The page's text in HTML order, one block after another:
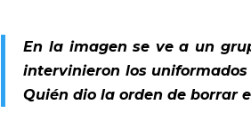
En la imagen se ve a un
intervinieron los uniformados
Quién dio la orden de borrar